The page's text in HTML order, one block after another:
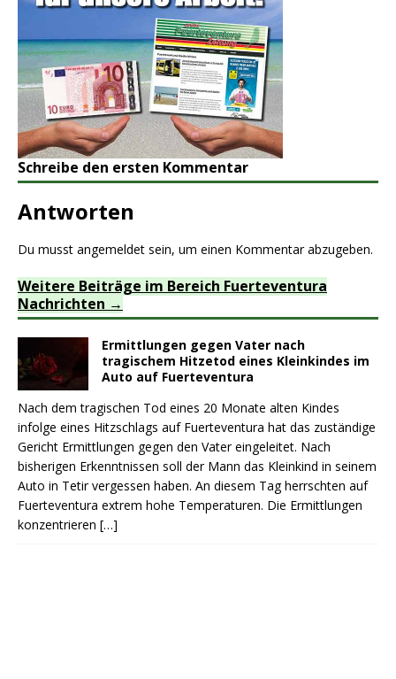
Schreibe den ersten Kommentar
Antworten
Du musst angemeldet sein, um einen Kommentar abzugeben.
Weitere Beiträge im Bereich Fuerteventura
Nachrichten
Ermittlungen gegen Vater nach
tragischem Hitzetod eines Kleinkindes im
Auto auf Fuerteventura
Nach dem tragischen Tod eines 20 Monate alten Kindes
infolge eines Hitzschlags auf Fuerteventura hat das zuständige
Gericht Ermittlungen gegen den Vater eingeleitet. Nach
bisherigen Erkenntnissen soll der Mann das Kleinkind in seinem
Auto in Tetir vergessen haben. An diesem Tag herrschten auf
Fuerteventura extrem hohe Temperaturen. Die Ermittlungen
konzentrieren […]